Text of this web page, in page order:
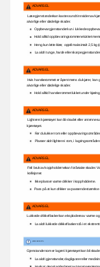
Plasser aldri lightere i rom, i lagringsområder
Løse gjenstander kan kastes rundt innsiden av
alvorlige eller dødelige skader.
Lightere i kjøretøyet kan bli skadet eller antennes
kjøretøyet.
La aldri lukkede drikkeflasker stå i et
Hold alltid hanskerommet lukket under kjøring.
ADVARSEL
ADVARSEL
Ikke plasser varme drikker i koppholderne.
ADVARSEL
La aldri gjenstander, dagligvarer eller
Heng kun lette klær, opptil maksimalt 2,5 kg
Oppbevar gjenstander kun i lukkede
Før du lukker rom eller
LEGGE MERKE TIL
ADVARSEL
ADVARSEL
Pass på at kun drikker av passende størrelse
Lukkede drikkeflasker kan eksplodere av varme og
La aldri tunge, harde eller skarpe
Feil bruk av koppholderne kan forårsake skader.
kollisjoner.
Hvis hanskerommet er åpent mens du kjører, kan
alvorlige eller dødelige skader.
Hold alltid oppbevaringsrommene lukket
Gjenstander som er lagret i kjøretøyet kan bli